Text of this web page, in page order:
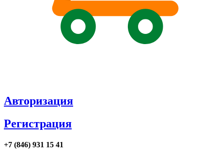
Авторизация
Регистрация
+7 (846) 931 15 41